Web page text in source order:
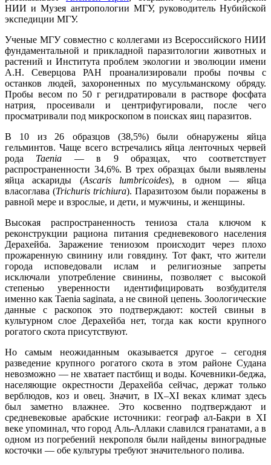
НИИ и Музея антропологии МГУ, руководитель Нубийской
экспедиции МГУ.
Ученые МГУ совместно с коллегами из Всероссийского НИИ
фундаментальной и прикладной паразитологии животных и
растений и Института проблем экологии и эволюции имени
А.Н. Северцова РАН проанализировали пробы почвы с
останков людей, захороненных по мусульманскому обряду.
Пробы весом по 50 г регидратировали в растворе фосфата
натрия, просеивали и центрифугировали, после чего
просматривали под микроскопом в поисках яиц паразитов.
В 10 из 26 образцов (38,5%) были обнаружены яйца
гельминтов. Чаще всего встречались яйца ленточных червей
рода Taenia — в 9 образцах, что соответствует
распространенности 34,6%. В трех образцах были выявлены
яйца аскариды (Ascaris lumbricoides), в одном — яйца
власоглава (Trichuris trichiura). Паразитозом были поражены в
равной мере и взрослые, и дети, и мужчины, и женщины.
Высокая распространенность тениоза стала ключом к
реконструкции рациона питания средневекового населения
Дерахейба. Заражение тениозом происходит через плохо
прожаренную свинину или говядину. Тот факт, что жители
города исповедовали ислам и религиозные запреты
исключали употребление свинины, позволяет с высокой
степенью уверенности идентифицировать возбудителя
именно как Taenia saginata, а не свиной цепень. Зоологические
данные с раскопок это подтверждают: костей свиньи в
культурном слое Дерахейба нет, тогда как кости крупного
рогатого скота присутствуют.
Но самым неожиданным оказывается другое – сегодня
разведение крупного рогатого скота в этом районе Судана
невозможно — не хватает пастбищ и воды. Кочевники-беджа,
населяющие окрестности Дерахейба сейчас, держат только
верблюдов, коз и овец. Значит, в IX–XI веках климат здесь
был заметно влажнее. Это косвенно подтверждают и
средневековые арабские источники: географ ал-Бакри в XI
веке упоминал, что город Аль-Аллаки славился гранатами, а в
одном из погребений некрополя были найдены виноградные
косточки — обе культуры требуют значительного полива.